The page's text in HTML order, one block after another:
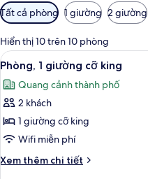
Bộ
lọc
có
thể
dùng
để
lọc
tìm
phòng
Tất cả phòng 1 giường 2 giường
Hiển thị 10 trên 10 phòng
Xem
tất
cả
ảnh
Phòng,
1
giường
cỡ
7
Phòng, 1 giường cỡ king
Quang cảnh thành phố
2 khách
1 giường cỡ king
Wifi miễn phí
Xem thêm chi tiết
Chi